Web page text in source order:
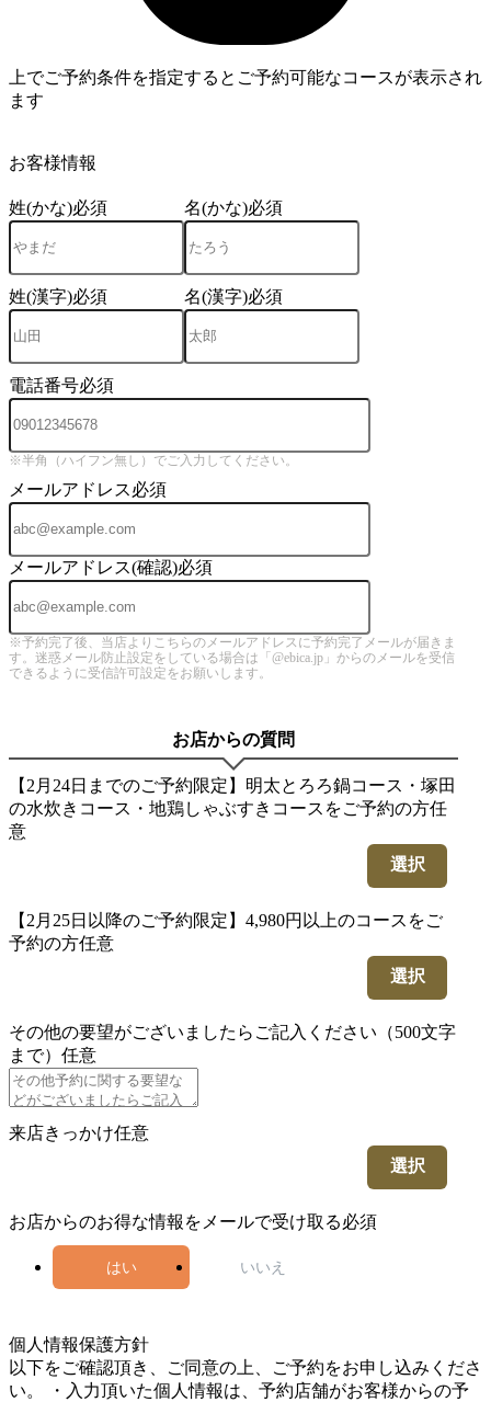
上でご予約条件を指定するとご予約可能なコースが表示され
ます
お客様情報
姓(かな)必須 名(かな)必須
姓(漢字)必須 名(漢字)必須
電話番号必須
※半角（ハイフン無し）でご入力してください。
メールアドレス必須
メールアドレス(確認)必須
※予約完了後、当店よりこちらのメールアドレスに予約完了メールが届きま
す。迷惑メール防止設定をしている場合は「@ebica.jp」からのメールを受信
できるように受信許可設定をお願いします。
お店からの質問
【2月24日までのご予約限定】明太とろろ鍋コース・塚田
の水炊きコース・地鶏しゃぶすきコースをご予約の方任
意
選択
【2月25日以降のご予約限定】4,980円以上のコースをご
予約の方任意
選択
その他の要望がございましたらご記入ください（500文字
まで） 任意
来店きっかけ任意
選択
お店からのお得な情報をメールで受け取る必須
はい いいえ
個人情報保護方針
以下をご確認頂き、ご同意の上、ご予約をお申し込みくださ
い。 ・入力頂いた個人情報は、予約店舗がお客様からの予